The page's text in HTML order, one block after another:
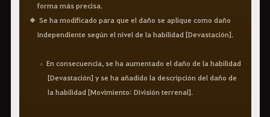
forma más precisa.
Se ha modificado para que el daño se aplique como daño
independiente según el nivel de la habilidad [Devastación].
En consecuencia, se ha aumentado el daño de la habilidad
[Devastación] y se ha añadido la descripción del daño de
la habilidad [Movimiento: División terrenal].